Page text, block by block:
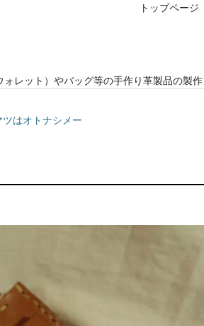
トップページ
レット）やバッグ等の手作り革製品の製作
はオトナシメー